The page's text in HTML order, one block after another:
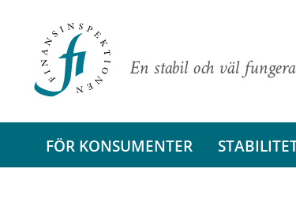
En stabil och väl
FÖR KONSUMENTER